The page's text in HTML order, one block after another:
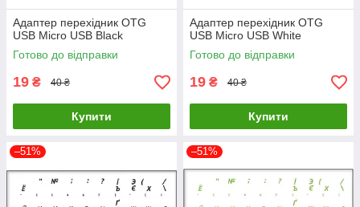
Адаптер перехідник OTG
USB Micro USB Black
Готово до відправки
19 ₴ 40 ₴
Купити
Адаптер перехідник OTG
USB Micro USB White
Готово до відправки
19 ₴ 40 ₴
Купити
–51% –51%